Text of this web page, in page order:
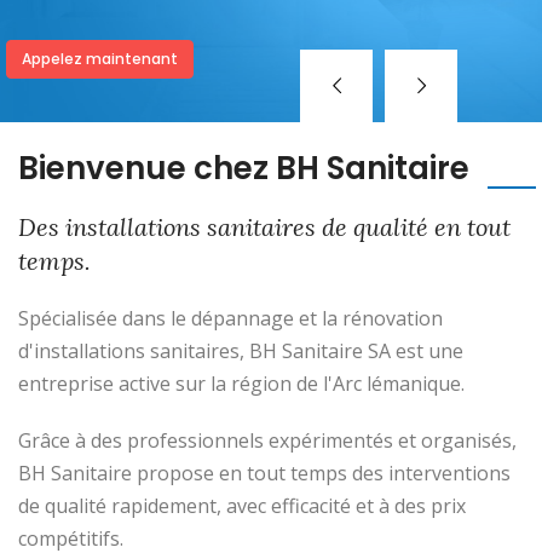
Appelez maintenant
Bienvenue chez BH Sanitaire
Des installations sanitaires de qualité en tout
temps.
Spécialisée dans le dépannage et la rénovation
d'installations sanitaires, BH Sanitaire SA est une
entreprise active sur la région de l'Arc lémanique.
Grâce à des professionnels expérimentés et organisés,
BH Sanitaire propose en tout temps des interventions
de qualité rapidement, avec efficacité et à des prix
compétitifs.